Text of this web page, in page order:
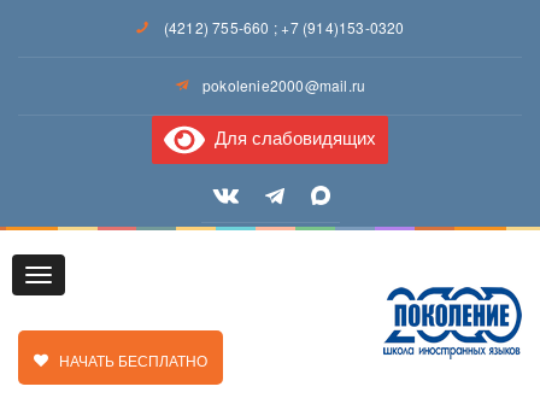
(4212) 755-660 ;+7 (914)153-0320
pokolenie2000@mail.ru
Для слабовидящих
Toggle
ЗАКАЗАТЬ ЗВОНОК
НАЧАТЬ БЕСПЛАТНО